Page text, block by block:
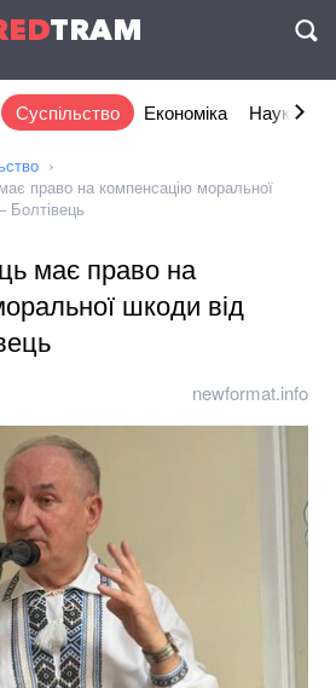
TRAM
Суспільство Економіка Наука та
право на компенсацію моральної
Болтівець
має право на
шкоди від
newformat.info